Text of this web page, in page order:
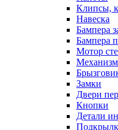
Клипсы,
Навеска
Бампера
Бампера
Мотор
Механизм
Замки
Двери
Кнопки
Детали